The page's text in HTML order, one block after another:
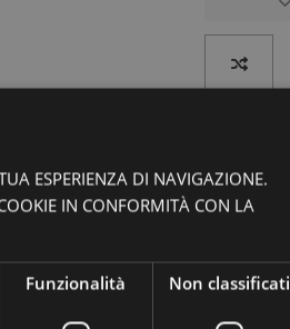
ESPERIENZA DI NAVIGAZIONE.
IN CONFORMITÀ CON LA
Funzionalità Non classificati